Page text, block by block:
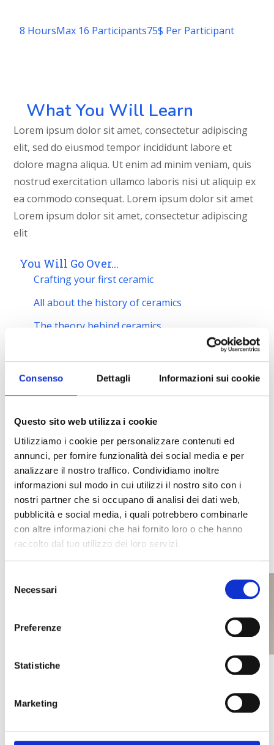
Consenso Dettagli Informazioni sui cookie
Questo sito web utilizza i cookie
Utilizziamo i cookie per personalizzare contenuti ed
annunci, per fornire funzionalità dei social media e per
analizzare il nostro traffico. Condividiamo inoltre
informazioni sul modo in cui utilizzi il nostro sito con i
nostri partner che si occupano di analisi dei dati web,
pubblicità e social media, i quali potrebbero combinarle
con altre informazioni che hai fornito loro o che hanno
raccolto dal tuo utilizzo dei loro servizi.
delNecessari
Preferenze
Statistiche
Marketing
8 HoursMax 16 Participants75$ Per Participant
What You Will Learn
Lorem ipsum dolor sit amet, consectetur adipiscing
elit, sed do eiusmod tempor incididunt labore et
dolore magna aliqua. Ut enim ad minim veniam, quis
nostrud exercitation ullamco laboris nisi ut aliquip ex
ea commodo consequat. Lorem ipsum dolor sit amet
Lorem ipsum dolor sit amet, consectetur adipiscing
elit
You Will Go Over...
Crafting your first ceramic
All about the history of ceramics
The theory behind ceramics
Different techniques and methodologies
You Will Do...
Crafting your first ceramic
About all the ceramic history
The theory behind the ceramics
There will be another thing